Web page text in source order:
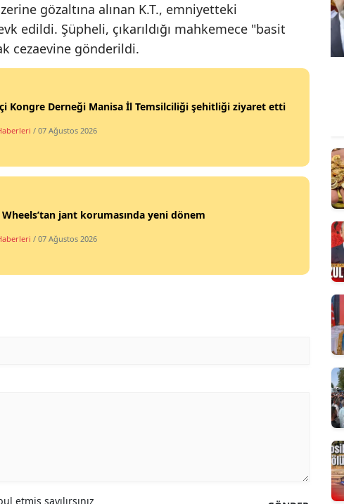
gözaltına alınan K.T., emniyetteki
edildi. Şüpheli, çıkarıldığı mahkemece "basit
cezaevine gönderildi.
Kongre Derneği Manisa İl Temsilciliği şehitliği ziyaret etti
/ 07 Ağustos 2026
jant korumasında yeni dönem
/ 07 Ağustos 2026
etmiş sayılırsınız